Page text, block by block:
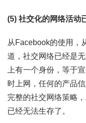
(5) 社交化的网络活动
从Facebook的使用，
道，社交网络已经是
上有一个身份，等于
时上网，任何的产品
完整的社交网络策略
已经无法生存了。